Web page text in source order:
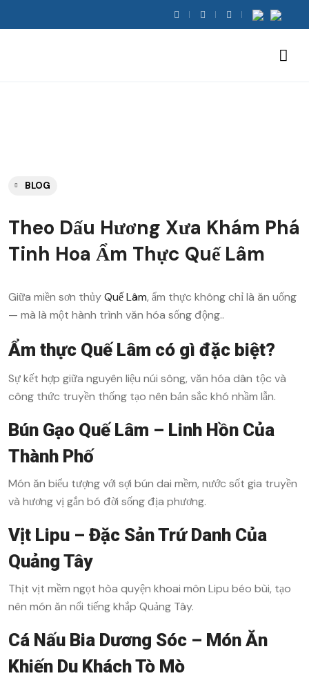
BLOG
Theo Dấu Hương Xưa Khám Phá
Tinh Hoa Ẩm Thực Quế Lâm
Giữa miền sơn thủyQuế Lâm, ẩm thực không chỉ là ăn uống
— mà là một hành trình văn hóa sống động..
Ẩm thực Quế Lâm có gì đặc biệt?
Sự kết hợp giữa nguyên liệu núi sông, văn hóa dân tộc và
công thức truyền thống tạo nên bản sắc khó nhầm lẫn.
Bún Gạo Quế Lâm – Linh Hồn Của
Thành Phố
Món ăn biểu tượng với sợi bún dai mềm, nước sốt gia truyền
và hương vị gắn bó đời sống địa phương.
Vịt Lipu – Đặc Sản Trứ Danh Của
Quảng Tây
Thịt vịt mềm ngọt hòa quyện khoai môn Lipu béo bùi, tạo
nên món ăn nổi tiếng khắp Quảng Tây.
Cá Nấu Bia Dương Sóc – Món Ăn
Khiến Du Khách Tò Mò